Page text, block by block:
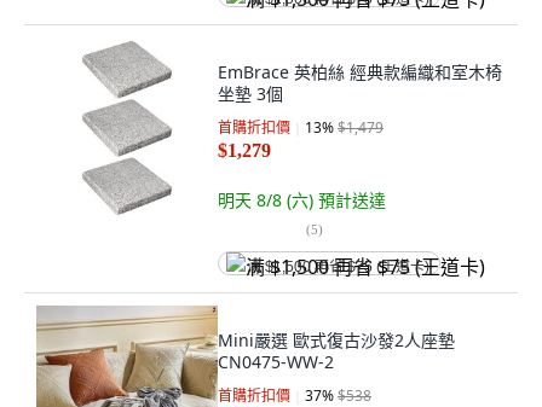
EmBrace 英柏絲 經典款編織和室木椅
坐墊 3個
首購折扣價 13%$1,479
$1,279
明天 8/8 (六) 預計送達
(5)
满 $1,500 再省 $75 (王道卡)
Mini嚴選 歐式復古沙發2人座墊
CN0475-WW-2
首購折扣價 37%$538